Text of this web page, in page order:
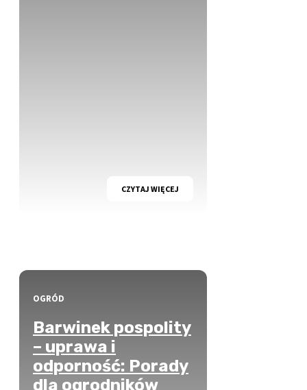
CZYTAJ WIĘCEJ
OGRÓD
Barwinek pospolity
– uprawa i
odporność: Porady
dla ogrodników